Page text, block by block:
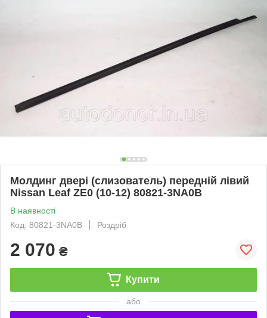
Молдинг двері (слизователь) передній лівий
Nissan Leaf ZE0 (10-12) 80821-3NA0B
В наявності
Код: 80821-3NA0B
Роздріб
2 070 ₴
Купити
або